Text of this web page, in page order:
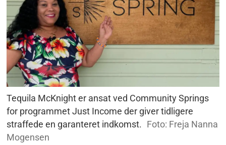
Tequila McKnight er ansat ved Community Springs
for programmet Just Income der giver tidligere
straffede en garanteret indkomst. Foto: Freja Nanna
Mogensen